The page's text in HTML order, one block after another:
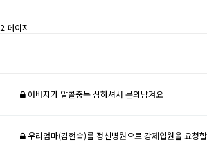
2 페이지
아버지가 알콜중독 심하셔서 문의남겨요
우리엄마(김현숙)를 정신병원으로 강제입원을 요청